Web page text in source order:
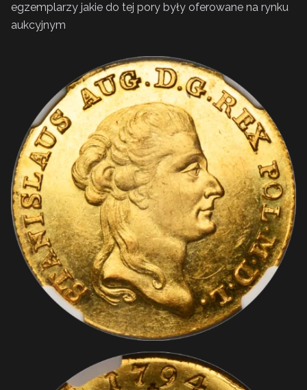
egzemplarzy jakie do tej pory były oferowane na rynku
aukcyjnym